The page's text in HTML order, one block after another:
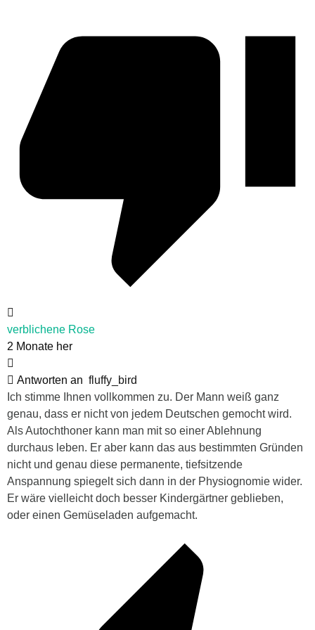
verblichene Rose
2 Monate her
Antworten an fluffy_bird
Ich stimme Ihnen vollkommen zu. Der Mann weiß ganz
genau, dass er nicht von jedem Deutschen gemocht wird.
Als Autochthoner kann man mit so einer Ablehnung
durchaus leben. Er aber kann das aus bestimmten Gründen
nicht und genau diese permanente, tiefsitzende
Anspannung spiegelt sich dann in der Physiognomie wider.
Er wäre vielleicht doch besser Kindergärtner geblieben,
oder einen Gemüseladen aufgemacht.